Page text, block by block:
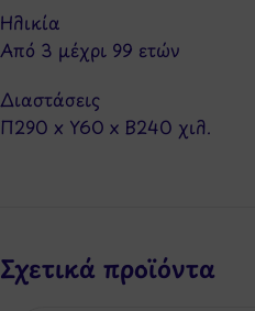
Ηλικία
Από 3 μέχρι 99 ετών
Διαστάσεις
Π290 x Y60 x Β240 χιλ.
Σχετικά προϊόντα